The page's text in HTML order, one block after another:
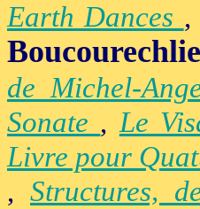
Earth Dances ,
de Michel-
Sonate ,Le
Livre pour
, Structures,